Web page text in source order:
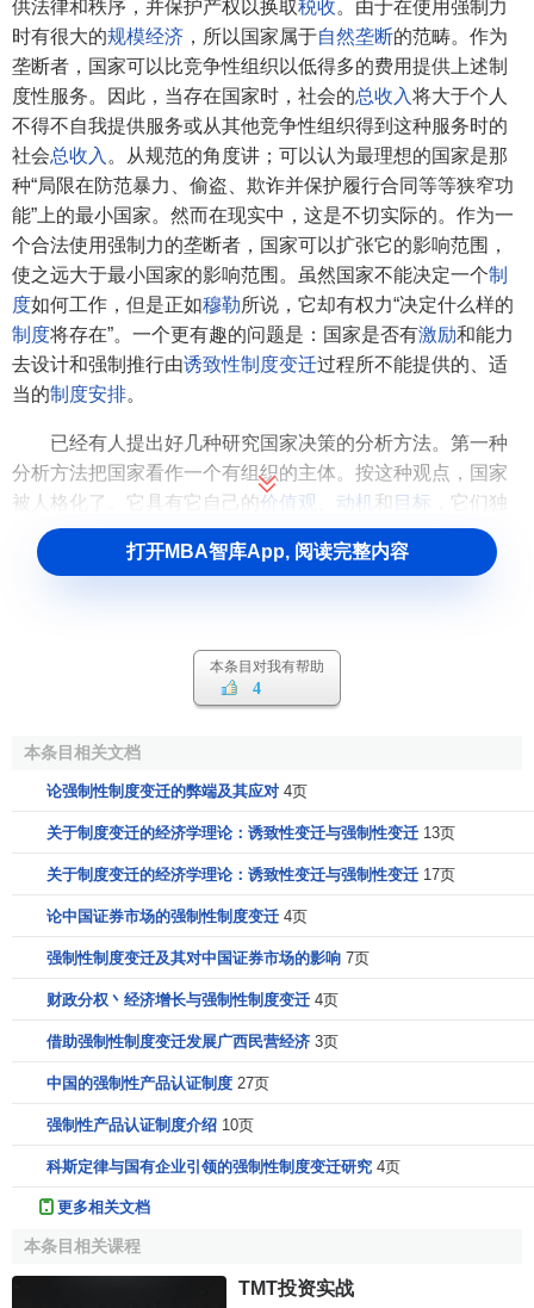
供法律和秩序，并保护产权以换取税收。由于在使用强制力
时有很大的规模经济 ，所以国家属于自然垄断的范畴。作为
垄断者，国家可以比竞争性组织以低得多的费用提供上述制
度性服务。因此，当存在国家时，社会的总收入将大于个人
不得不自我提供服务或从其他竞争性组织得到这种服务时的
社会总收入 。从规范的角度讲；可以认为最理想的国家是那
种“局限在防范暴力、偷盗、欺诈并保护履行合同等等狭窄功
能”上的最小国家。然而在现实中，这是不切实际的。作为一
个合法使用强制力的垄断者，国家可以扩张它的影响范围，
使之远大于最小国家的影响范围。虽然国家不能决定一个制
度如何工作，但是正如穆勒所说，它却有权力“决定什么样的
制度将存在”。一个更有趣的问题是：国家是否有激励和能力
去设计和强制推行由诱致性制度变迁过程所不能提供的、适
当的制度安排。
已经有人提出好几种研究国家决策的分析方法。第一种
分析方法把国家看作一个有组织的主体。按这种观点，国家
被人格化了。它具有它自己的价值观 动机 和 目标
，它们独
立于构成国家的个人所具有的价值观、动机和目标。而成为
国家的整合细胞后，个人便失去了他自己的身份和特征。国
如当斯对它的评论那样，“它建筑在一个虚构的主体基础之
上：国家是一种可以和个人分开的东西”。第二种由布肯南和
托拉克提出的分析方法走了另一个极端。这种分析方法把国
家想象为一种实现集体行动的工具。它仅仅是一种加工工
它那儿购买服务并只对他接受的服务成本付费。这种观点是
不完全的，因为它忽略了实际决策和操纵国家机器的人的
寻求用法律来控制管束工具的一队人。
对他们所有的、而不只是一部分的目标都意见一致。因此政
方法也是非现实主义的，当斯自己也承认：“在现实中，甚至
是政府的主要官员，他们也不完全具有相同的目标。”
因为在任何一个社会中，国家的最大权威是操在一个政
治家手中，他或多或少不受公民偏好和压力的影响，所以，
过国家政治者的行为来完成的过程。这个统治者可以是国
王、总统、首相或幕后最高领导人。和任何一个具有有界理
性的个人一样，统治者也关心他自己的生存、威望、
或国外还有潜在的统治者，这些都给他以威胁或使他有压迫
打开MBA智库App, 阅读完整内容
本条目对我有帮助
4
本条目相关文档
论强制性制度变迁的弊端及其应对 4页
关于制度变迁的经济学理论：诱致性变迁与强制性变迁 13页
关于制度变迁的经济学理论：诱致性变迁与强制性变迁 17页
论中国证券市场的强制性制度变迁 4页
强制性制度变迁及其对中国证券市场的影响 7页
财政分权丶经济增长与强制性制度变迁 4页
借助强制性制度变迁发展广西民营经济 3页
中国的强制性产品认证制度 27页
强制性产品认证制度介绍 10页
科斯定律与国有企业引领的强制性制度变迁研究 4页
更多相关文档
本条目相关课程
TMT投资实战